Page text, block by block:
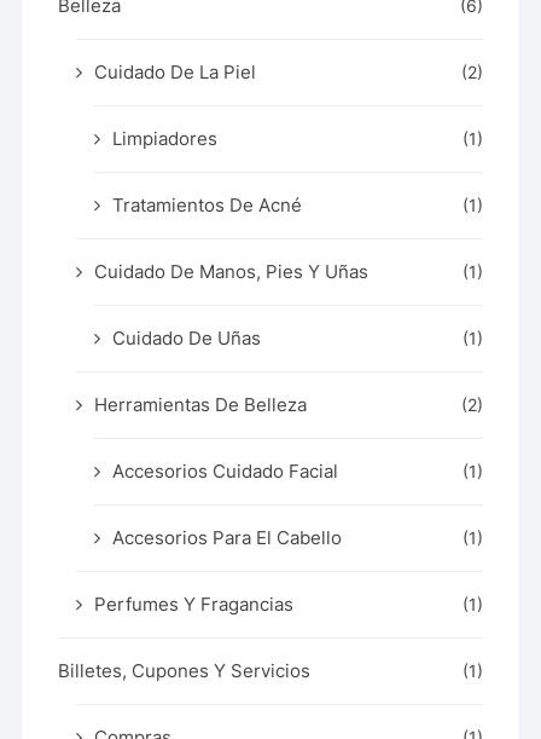
Belleza (6)
Cuidado De La Piel (2)
Limpiadores (1)
Tratamientos De Acné (1)
Cuidado De Manos, Pies Y Uñas (1)
Cuidado De Uñas (1)
Herramientas De Belleza (2)
Accesorios Cuidado Facial (1)
Accesorios Para El Cabello (1)
Perfumes Y Fragancias (1)
Billetes, Cupones Y Servicios (1)